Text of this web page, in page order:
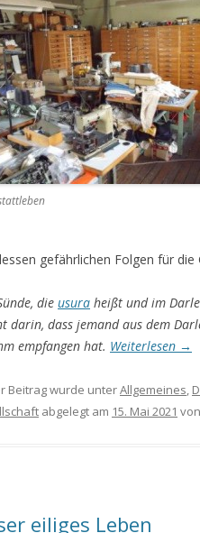
gefährlichen Folgen für
die usura heißt und im
darin, dass jemand aus dem
empfangen hat. Weiterlesen →
Beitrag wurde unterAllgemeines,
abgelegt am 15. Mai 2021
eiliges Leben